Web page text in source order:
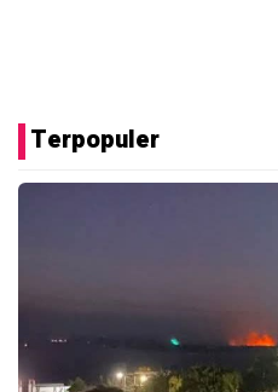
Terpopuler